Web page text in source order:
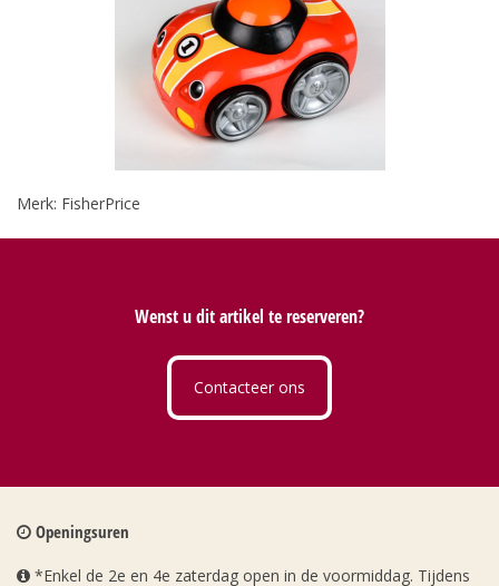
Merk: FisherPrice
Wenst u dit artikel te reserveren?
Contacteer ons
Openingsuren
*Enkel de 2e en 4e zaterdag open in de voormiddag. Tijdens